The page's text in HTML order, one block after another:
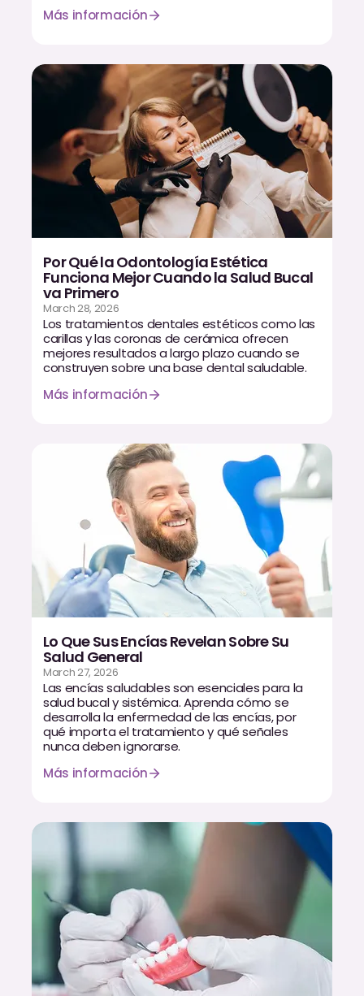
Invisalign
DOCTORES
Dr. Douglas Ness
Dr. Hassan Haidar
Dr. Christian Bastien
Dr. Allen Newman
Dr. Marco Casco
Español
Más información
Por Qué la Odontología Estética
Funciona Mejor Cuando la Salud Bucal
va Primero
March 28, 2026
Los tratamientos dentales estéticos como las
carillas y las coronas de cerámica ofrecen
mejores resultados a largo plazo cuando se
construyen sobre una base dental saludable.
Más información
Lo Que Sus Encías Revelan Sobre Su
Salud General
March 27, 2026
Las encías saludables son esenciales para la
salud bucal y sistémica. Aprenda cómo se
desarrolla la enfermedad de las encías, por
qué importa el tratamiento y qué señales
nunca deben ignorarse.
Más información